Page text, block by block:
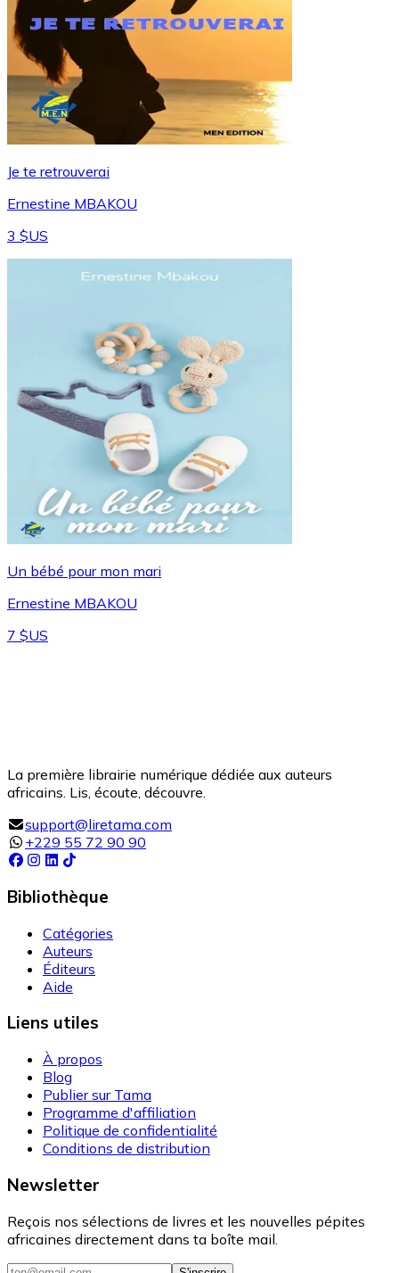
Je te retrouverai
Ernestine MBAKOU
3 $US
Un bébé pour mon mari
Ernestine MBAKOU
7 $US
La première librairie numérique dédiée aux auteurs
africains. Lis, écoute, découvre.
support@liretama.com
+229 55 72 90 90
Bibliothèque
Catégories
Auteurs
Éditeurs
Aide
Liens utiles
À propos
Blog
Publier sur Tama
Programme d'affiliation
Politique de confidentialité
Conditions de distribution
Newsletter
Reçois nos sélections de livres et les nouvelles pépites
africaines directement dans ta boîte mail.